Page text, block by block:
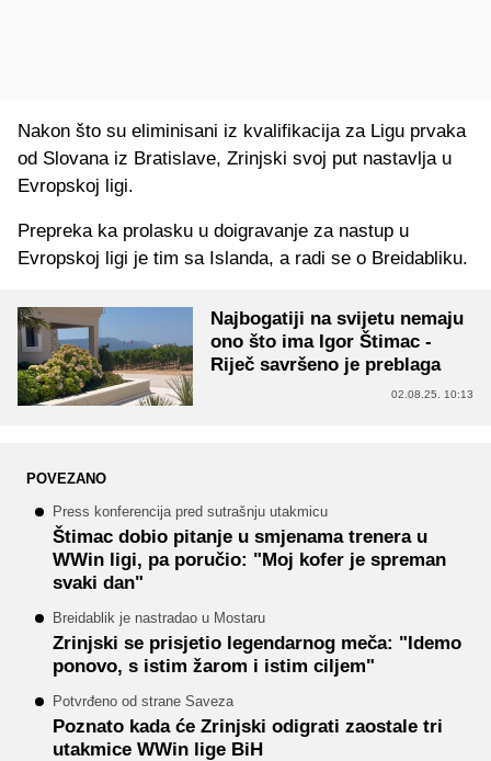
Nakon što su eliminisani iz kvalifikacija za Ligu prvaka
od Slovana iz Bratislave, Zrinjski svoj put nastavlja u
Evropskoj ligi.
Prepreka ka prolasku u doigravanje za nastup u
Evropskoj ligi je tim sa Islanda, a radi se o Breidabliku.
Najbogatiji na svijetu nemaju
ono što ima Igor Štimac -
Riječ savršeno je preblaga
02.08.25. 10:13
POVEZANO
Press konferencija pred sutrašnju utakmicu
Štimac dobio pitanje u smjenama trenera u
WWin ligi, pa poručio: "Moj kofer je spreman
svaki dan"
Breidablik je nastradao u Mostaru
Zrinjski se prisjetio legendarnog meča: "Idemo
ponovo, s istim žarom i istim ciljem"
Potvrđeno od strane Saveza
Poznato kada će Zrinjski odigrati zaostale tri
utakmice WWin lige BiH